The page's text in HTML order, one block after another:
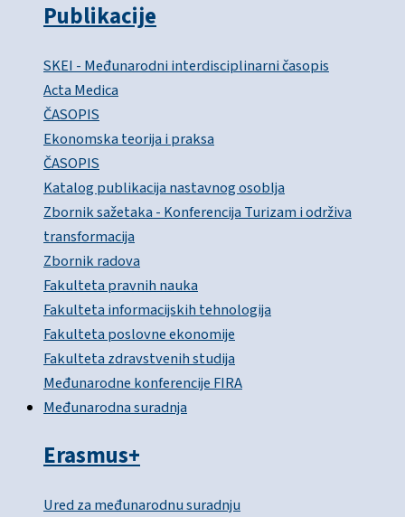
Publikacije
SKEI - Međunarodni interdisciplinarni časopis
Acta Medica
ČASOPIS
Ekonomska teorija i praksa
ČASOPIS
Katalog publikacija nastavnog osoblja
Zbornik sažetaka - Konferencija Turizam i održiva
transformacija
Zbornik radova
Fakulteta pravnih nauka
Fakulteta informacijskih tehnologija
Fakulteta poslovne ekonomije
Fakulteta zdravstvenih studija
Međunarodne konferencije FIRA
Međunarodna suradnja
Erasmus+
Ured za međunarodnu suradnju